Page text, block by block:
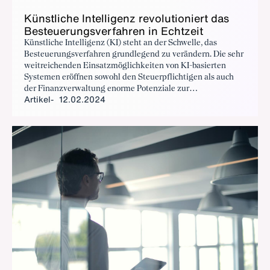
Künst­li­che In­tel­li­genz re­vo­lu­tio­niert das
Be­steue­rungs­ver­fah­ren in Echt­zeit
Künstliche Intelligenz (KI) steht an der Schwelle, das
Besteuerungsverfahren grundlegend zu verändern. Die sehr
weitreichenden Einsatzmöglichkeiten von KI-basierten
Systemen eröffnen sowohl den Steuerpflichtigen als auch
der Finanzverwaltung enorme Potenziale zur
Effizienzsteigerung. Der BDI geht in einem neuen
Artikel 12.02.2024